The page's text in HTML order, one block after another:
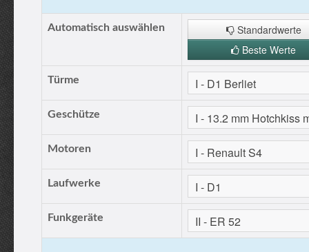
Automatisch auswählen
Standardwerte
Beste Werte
Türme
Geschütze
Motoren
Laufwerke
Funkgeräte